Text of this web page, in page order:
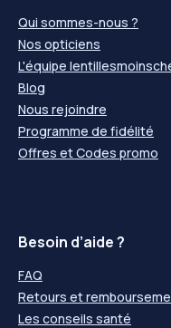
Qui sommes-nous ?
Nos opticiens
L'équipe
Blog
Nous rejoindre
Programme de fidélité
Offres et Codes promo
Besoin d’aide ?
FAQ
Retours et
Les conseils santé